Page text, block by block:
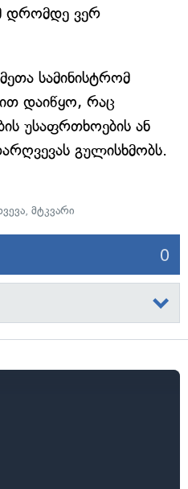
დრომდე ვერ
სამინისტრომ
დაიწყო, რაც
უსაფრთხოების ან
გულისხმობს.
, მტკვარი
0